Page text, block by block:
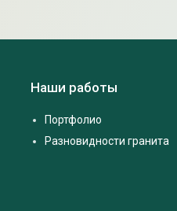
Наши работы
Портфолио
Разновидности гранита